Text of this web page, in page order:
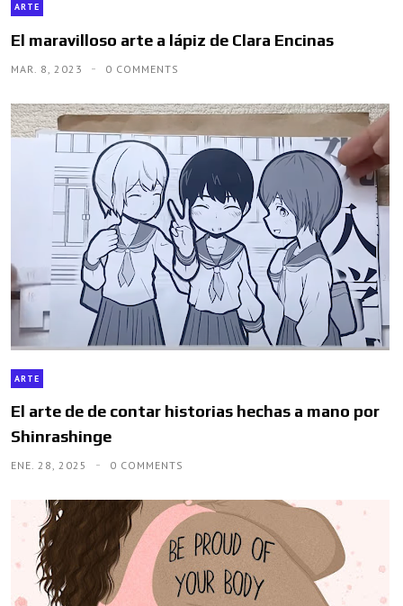
ARTE
El maravilloso arte a lápiz de Clara Encinas
MAR. 8, 2023 0 COMMENTS
ARTE
El arte de de contar historias hechas a mano por
Shinrashinge
ENE. 28, 2025 0 COMMENTS